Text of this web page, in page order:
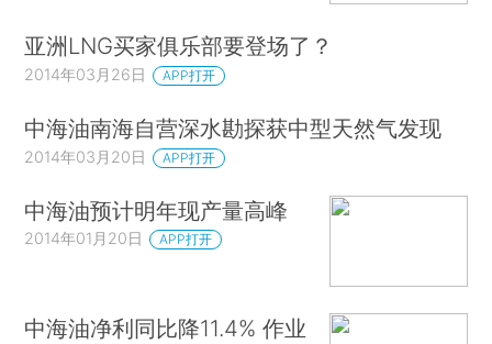
亚洲LNG买家俱乐部要登场了？
2014年03月26日 APP打开
中海油南海自营深水勘探获中型天然气发现
2014年03月20日 APP打开
中海油预计明年现产量高峰
2014年01月20日 APP打开
中海油净利同比降11.4% 作业